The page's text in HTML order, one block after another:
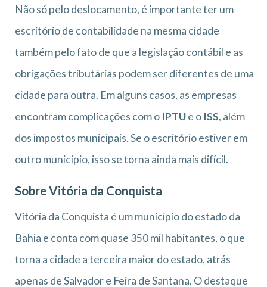
Não só pelo deslocamento, é importante ter um
escritório de contabilidade na mesma cidade
também pelo fato de que a legislação contábil e as
obrigações tributárias podem ser diferentes de uma
cidade para outra. Em alguns casos, as empresas
encontram complicações com o IPTUe o ISS, além
dos impostos municipais. Se o escritório estiver em
outro município, isso se torna ainda mais difícil.
Sobre Vitória da Conquista
Vitória da Conquista é um município do estado da
Bahia e conta com quase 350 mil habitantes, o que
torna a cidade a terceira maior do estado, atrás
apenas de Salvador e Feira de Santana. O destaque